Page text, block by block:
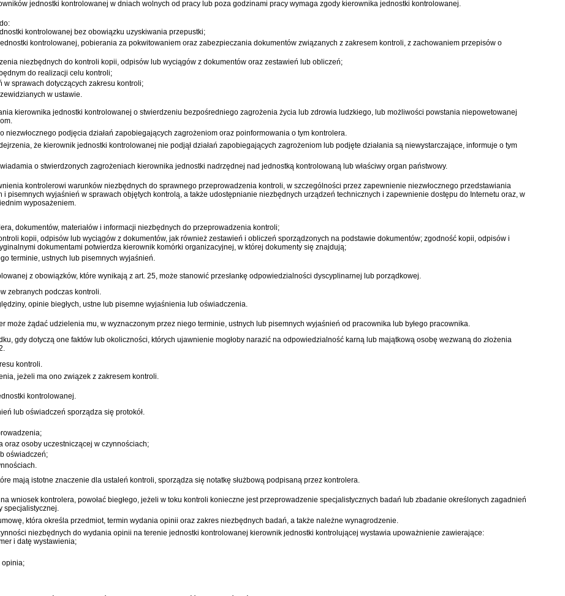
jednostki kontrolowanej w dniach wolnych od pracy lub poza godzinami pracy wymaga zgody kierownika jednostki kontrolowanej.
kontrolowanej bez obowiązku uzyskiwania przepustki;
kontrolowanej, pobierania za pokwitowaniem oraz zabezpieczania dokumentów związanych z zakresem kontroli, z zachowaniem przepisów o
niezbędnych do kontroli kopii, odpisów lub wyciągów z dokumentów oraz zestawień lub obliczeń;
do realizacji celu kontroli;
sprawach dotyczących zakresu kontroli;
w ustawie.
kierownika jednostki kontrolowanej o stwierdzeniu bezpośredniego zagrożenia życia lub zdrowia ludzkiego, lub możliwości powstania niepowetowanej
podjęcia działań zapobiegających zagrożeniom oraz poinformowania o tym kontrolera.
że kierownik jednostki kontrolowanej nie podjął działań zapobiegających zagrożeniom lub podjęte działania są niewystarczające, informuje o tym
o stwierdzonych zagrożeniach kierownika jednostki nadrzędnej nad jednostką kontrolowaną lub właściwy organ państwowy.
kontrolerowi warunków niezbędnych do sprawnego przeprowadzenia kontroli, w szczególności przez zapewnienie niezwłocznego przedstawiania
pisemnych wyjaśnień w sprawach objętych kontrolą, a także udostępnianie niezbędnych urządzeń technicznych i zapewnienie dostępu do Internetu oraz, w
wyposażeniem.
dokumentów, materiałów i informacji niezbędnych do przeprowadzenia kontroli;
kopii, odpisów lub wyciągów z dokumentów, jak również zestawień i obliczeń sporządzonych na podstawie dokumentów; zgodność kopii, odpisów i
dokumentami potwierdza kierownik komórki organizacyjnej, w której dokumenty się znajdują;
terminie, ustnych lub pisemnych wyjaśnień.
z obowiązków, które wynikają z art. 25, może stanowić przesłankę odpowiedzialności dyscyplinarnej lub porządkowej.
zebranych podczas kontroli.
opinie biegłych, ustne lub pisemne wyjaśnienia lub oświadczenia.
może żądać udzielenia mu, w wyznaczonym przez niego terminie, ustnych lub pisemnych wyjaśnień od pracownika lub byłego pracownika.
gdy dotyczą one faktów lub okoliczności, których ujawnienie mogłoby narazić na odpowiedzialność karną lub majątkową osobę wezwaną do złożenia
kontroli.
jeżeli ma ono związek z zakresem kontroli.
kontrolowanej.
lub oświadczeń sporządza się protokół.
oraz osoby uczestniczącej w czynnościach;
oświadczeń;
mają istotne znaczenie dla ustaleń kontroli, sporządza się notatkę służbową podpisaną przez kontrolera.
wniosek kontrolera, powołać biegłego, jeżeli w toku kontroli konieczne jest przeprowadzenie specjalistycznych badań lub zbadanie określonych zagadnień
specjalistycznej.
która określa przedmiot, termin wydania opinii oraz zakres niezbędnych badań, a także należne wynagrodzenie.
niezbędnych do wydania opinii na terenie jednostki kontrolowanej kierownik jednostki kontrolującej wystawia upoważnienie zawierające:
i datę wystawienia;
opinia;